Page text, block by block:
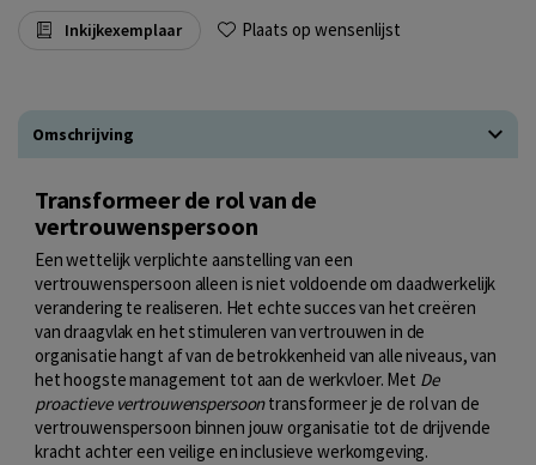
Inkijkexemplaar Plaats op wensenlijst
Omschrijving
Transformeer de rol van de
vertrouwenspersoon
Een wettelijk verplichte aanstelling van een
vertrouwenspersoon alleen is niet voldoende om daadwerkelijk
verandering te realiseren. Het echte succes van het creëren
van draagvlak en het stimuleren van vertrouwen in de
organisatie hangt af van de betrokkenheid van alle niveaus, van
het hoogste management tot aan de werkvloer. Met De
proactieve vertrouwenspersoontransformeer je de rol van de
vertrouwenspersoon binnen jouw organisatie tot de drijvende
kracht achter een veilige en inclusieve werkomgeving.